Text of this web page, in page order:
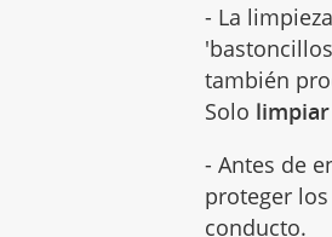
- La
también
Solo
- Antes de
proteger
conducto.